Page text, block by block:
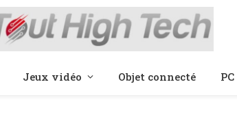
Jeux vidéo Objet connecté